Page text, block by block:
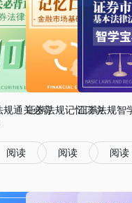
规通关必背
阅读
证券法规记忆口诀
阅读
证券法规智
阅读